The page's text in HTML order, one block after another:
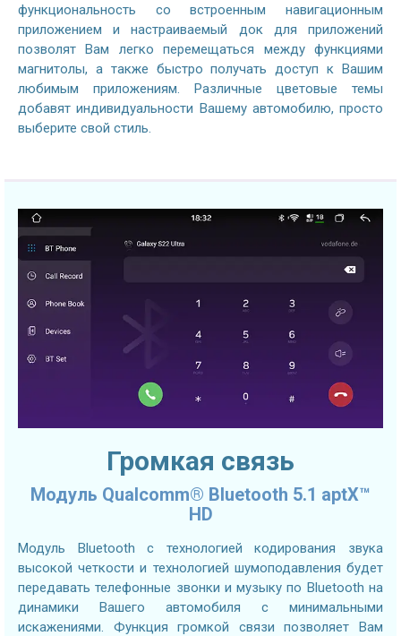
функциональность со встроенным навигационным
приложением и настраиваемый док для приложений
позволят Вам легко перемещаться между функциями
магнитолы, а также быстро получать доступ к Вашим
любимым приложениям. Различные цветовые темы
добавят индивидуальности Вашему автомобилю, просто
выберите свой стиль.
Громкая связь
Модуль Qualcomm® Bluetooth 5.1 aptX™
HD
Модуль Bluetooth с технологией кодирования звука
высокой четкости и технологией шумоподавления будет
передавать телефонные звонки и музыку по Bluetooth на
динамики Вашего автомобиля с минимальными
искажениями. Функция громкой связи позволяет Вам